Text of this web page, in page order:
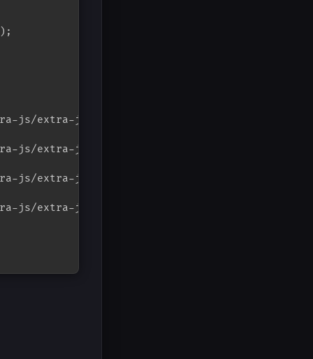
js/extra-js/beauty/xiaxue.js");
js/extra-js/beauty/yinghua2.js");
js/extra-js/beauty/mouse-click.js");
js/extra-js/beauty/fairyDustCursor.min.js");